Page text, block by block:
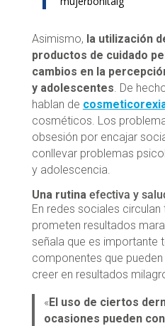
Asimismo, la utilización
productos de cuidado
cambios en la
y adolescentes . De
hablan de
cosméticos. Los
obsesión por encajar
conllevar problemas
y adolescencia.
Una rutina efectiva y
En redes sociales
prometen resultados
señala que es importante
componentes que
creer en resultados
«El uso de ciertos
ocasiones pueden